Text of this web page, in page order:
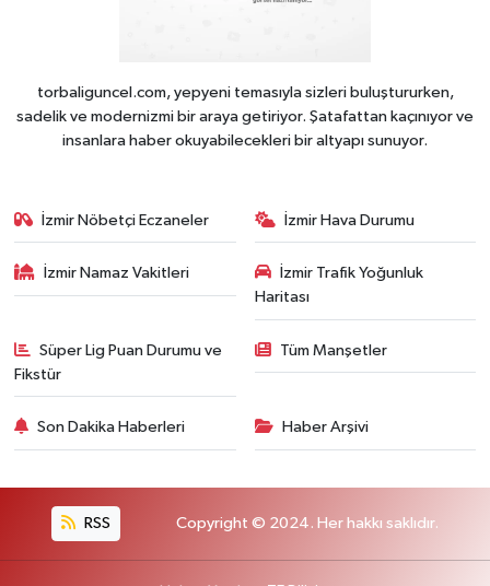
torbaliguncel.com, yepyeni temasıyla sizleri buluştururken,
sadelik ve modernizmi bir araya getiriyor. Şatafattan kaçınıyor ve
insanlara haber okuyabilecekleri bir altyapı sunuyor.
İzmir Nöbetçi Eczaneler İzmir Hava Durumu
İzmir Namaz Vakitleri
İzmir Trafik Yoğunluk
Haritası
Süper Lig Puan Durumu ve
Fikstür
Tüm Manşetler
Son Dakika Haberleri Haber Arşivi
RSS Copyright © 2024. Her hakkı saklıdır.